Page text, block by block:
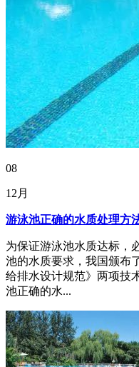
08
12月
游泳池正确的水质处理方
为保证游泳池水质达标，
池的水质要求，我国颁布
给排水设计规范》两项技
池正确的水...